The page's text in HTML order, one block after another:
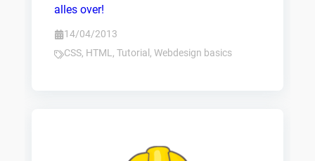
alles over!
14/04/2013
CSS, HTML,Tutorial ,Webdesign basics